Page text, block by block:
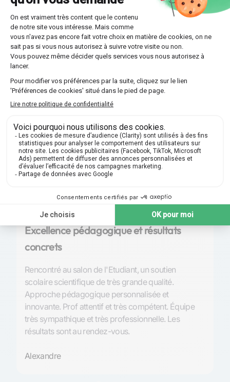
Excellence pédagogique et résultats
concrets
Rencontré au salon de l'Etudiant, un soutien
scolaire scientifique de très grande qualité.
Approche pédagogique personnalisée et
innovante. Prof attentif et très compétent. Équipe
très sympathique et très professionnelle. Les
résultats sont au rendez-vous.
Alexandre